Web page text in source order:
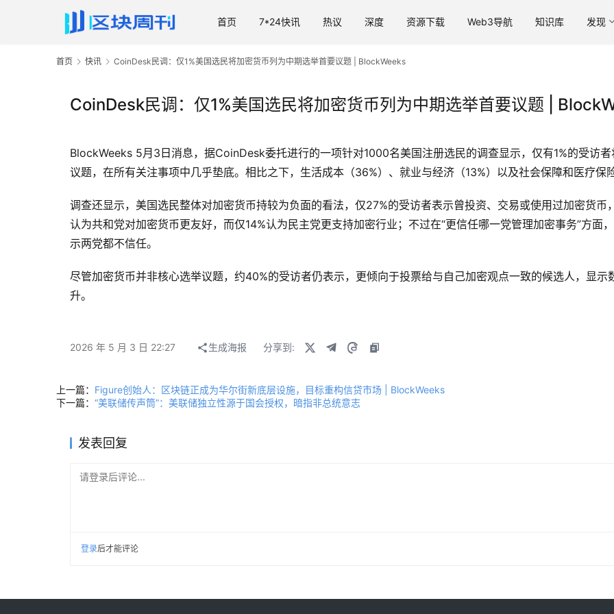
首页 7*24快讯 热议 深度 资源下载 Web3导航 知识库 发现
首页 快讯 CoinDesk民调：仅1%美国选民将加密货币列为中期选举首要议题 | BlockWeeks
CoinDesk民调：仅1%美国选民将加密货币列为中期选举首要议题 |
BlockWeeks 5月3日消息，据CoinDesk委托进行的一项针对1000名美国注册选民的调查显示，仅有1%的受访
议题，在所有关注事项中几乎垫底。相比之下，生活成本（36%）、就业与经济（13%）以及社会保障和医疗保
调查还显示，美国选民整体对加密货币持较为负面的看法，仅27%的受访者表示曾投资、交易或使用过加密货
认为共和党对加密货币更友好，而仅14%认为民主党更支持加密行业；不过在“更信任哪一党管理加密事务”方面
示两党都不信任。
尽管加密货币并非核心选举议题，约40%的受访者仍表示，更倾向于投票给与自己加密观点一致的候选人，显
升。
2026 年 5 月 3 日 22:27 生成海报 分享到:
上一篇： Figure创始人：区块链正成为华尔街新底层设施，目标重构信贷市场 | BlockWeeks
下一篇： “美联储传声筒”：美联储独立性源于国会授权，暗指非总统意志
发表回复
请登录后评论...
登录后才能评论